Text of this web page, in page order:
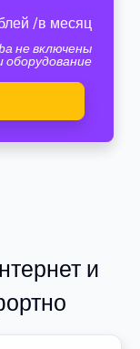
/в месяц
не включены
оборудование
и